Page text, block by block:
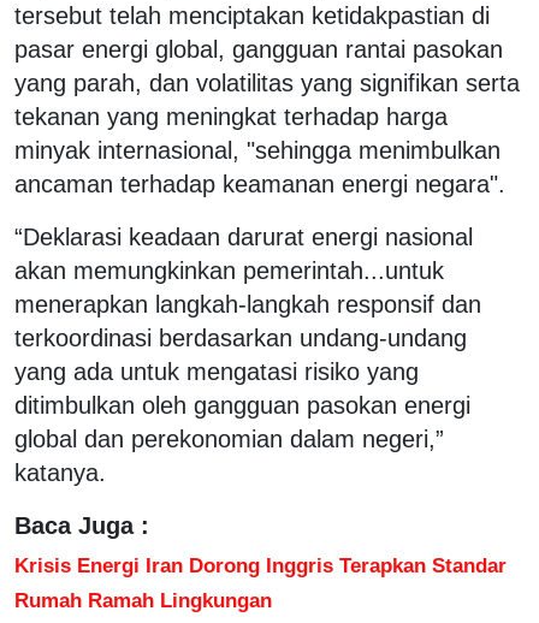
tersebut telah menciptakan ketidakpastian di
pasar energi global, gangguan rantai pasokan
yang parah, dan volatilitas yang signifikan serta
tekanan yang meningkat terhadap ⁠harga
minyak internasional, "sehingga menimbulkan
ancaman terhadap keamanan energi negara".
“Deklarasi keadaan darurat energi nasional
akan memungkinkan pemerintah...untuk
menerapkan langkah-langkah responsif dan
terkoordinasi berdasarkan undang-undang
yang ada untuk mengatasi risiko yang
ditimbulkan oleh gangguan pasokan energi
global dan perekonomian dalam negeri,”
katanya.
Baca Juga :
Krisis Energi Iran Dorong Inggris Terapkan Standar
Rumah Ramah Lingkungan